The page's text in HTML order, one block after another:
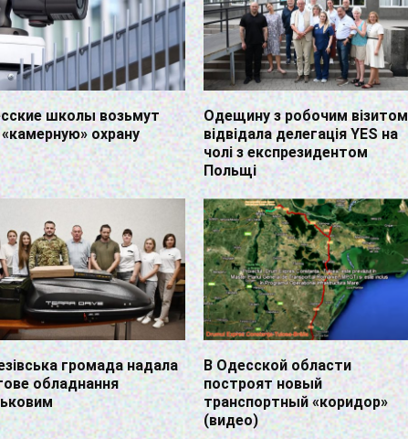
школы возьмут
охрану
Одещину з робочим візитом
відвідала делегація YES на
чолі з експрезидентом
Польщі
громада надала
обладнання
В Одесской области
построят новый
транспортный «коридор»
(видео)